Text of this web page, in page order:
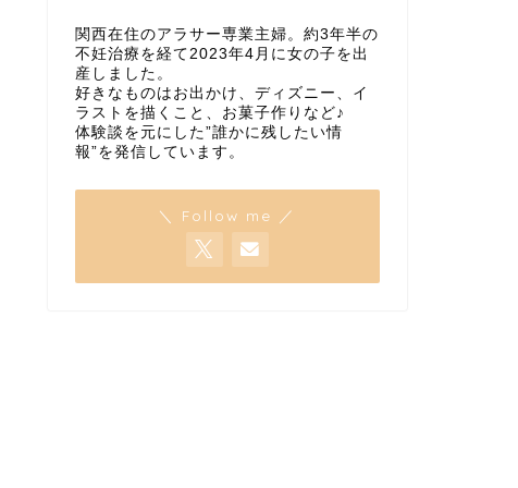
関西在住のアラサー専業主婦。約3年半の
不妊治療を経て2023年4月に女の子を出
産しました。
好きなものはお出かけ、ディズニー、イ
ラストを描くこと、お菓子作りなど♪
体験談を元にした”誰かに残したい情
報”を発信しています。
＼ Follow me ／